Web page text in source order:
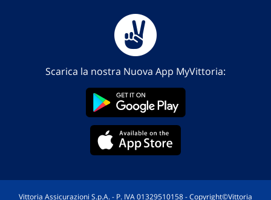
Scarica la nostra Nuova App MyVittoria:
Vittoria Assicurazioni S.p.A. - P. IVA 01329510158 - Copyright©Vittoria